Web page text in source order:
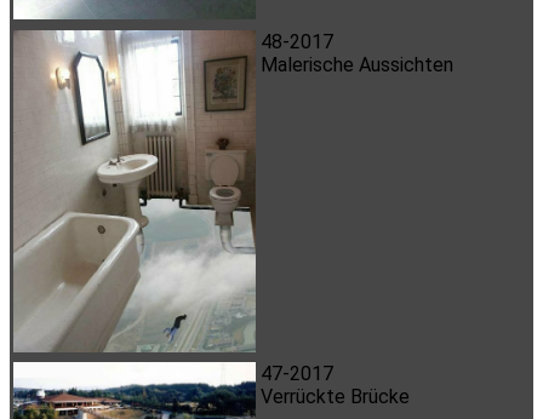
48-2017
Malerische Aussichten
47-2017
Verrückte Brücke